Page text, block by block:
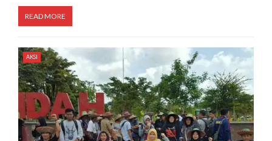
READ MORE
AKSI